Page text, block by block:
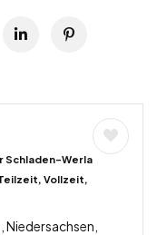
Schladen-Werla
Vollzeit,